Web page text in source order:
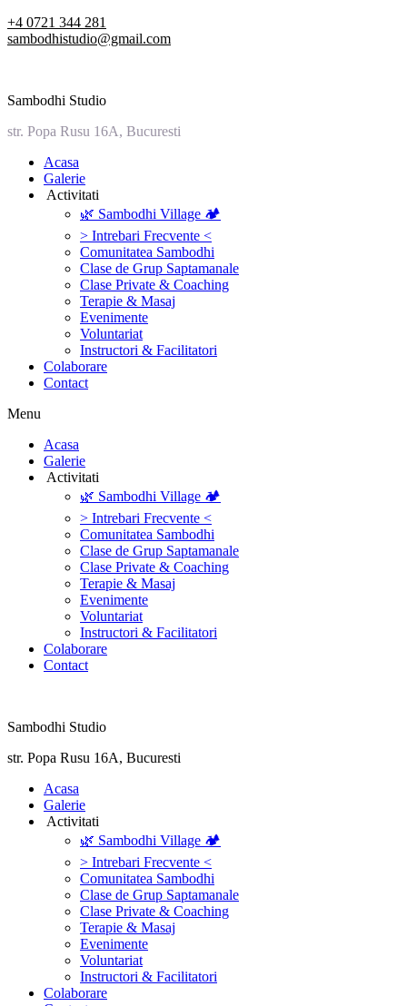
Skip
to
+4 0721 344 281
sambodhistudio@gmail.com
Sambodhi Studio
str. Popa Rusu 16A, Bucuresti
‎Acasa
Galerie
‎ ‎Activitati‎
🌿 Sambodhi Village 🏕️
> Intrebari Frecvente <
Comunitatea Sambodhi
Clase de Grup Saptamanale
Clase Private & Coaching
Terapie & Masaj
‎Evenimente
Voluntariat
‏‏‎Instructori & Facilitatori
Colaborare
Contact
Menu
‎Acasa
Galerie
‎ ‎Activitati‎
🌿 Sambodhi Village 🏕️
> Intrebari Frecvente <
Comunitatea Sambodhi
Clase de Grup Saptamanale
Clase Private & Coaching
Terapie & Masaj
‎Evenimente
Voluntariat
‏‏‎Instructori & Facilitatori
Colaborare
Contact
Sambodhi Studio
str. Popa Rusu 16A, Bucuresti
‎Acasa
Galerie
‎ ‎Activitati‎
🌿 Sambodhi Village 🏕️
> Intrebari Frecvente <
Comunitatea Sambodhi
Clase de Grup Saptamanale
Clase Private & Coaching
Terapie & Masaj
‎Evenimente
Voluntariat
‏‏‎Instructori & Facilitatori
Colaborare